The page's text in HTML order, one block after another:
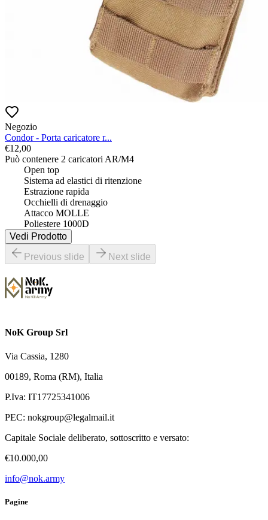
Negozio
Condor - Porta caricatore r...
€12,00
Può contenere 2 caricatori AR/M4
Poliestere 1000D
Vedi Prodotto
Previous slide
Next slide
NoK Group Srl
Via Cassia, 1280
00189, Roma (RM), Italia
P.Iva: IT17725341006
PEC: nokgroup@legalmail.it
Capitale Sociale deliberato, sottoscritto e versato:
€10.000,00
info@nok.army
Pagine